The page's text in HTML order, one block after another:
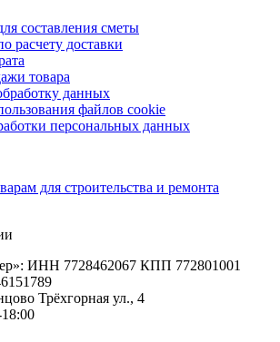
составления сметы
расчету доставки
товара
данных
файлов cookie
персональных данных
для строительства и ремонта
ИНН 7728462067 КПП 772801001
Трёхгорная ул., 4